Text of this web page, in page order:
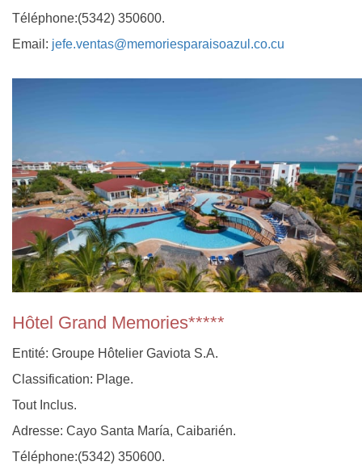
Téléphone:(5342) 350600.
Email: jefe.ventas@memoriesparaisoazul.co.cu
Hôtel Grand Memories*****
Entité: Groupe Hôtelier Gaviota S.A.
Classification: Plage.
Tout Inclus.
Adresse: Cayo Santa María, Caibarién.
Téléphone:(5342) 350600.